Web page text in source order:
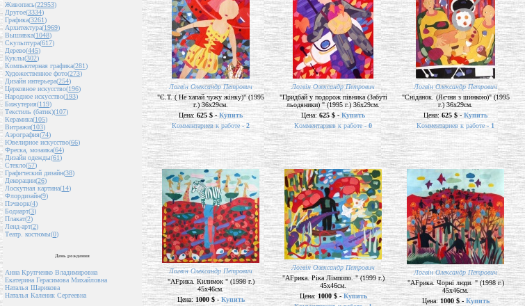
Живопись(22953)
Другое(3334)
Графика(3261)
Архитектура(1969)
Вышивка(1048)
Скульптура(617)
Дерево(445)
Куклы(302)
Компьютерная графика(281)
Художественное фото(273)
Дизайн интерьера(254)
Церковное искусство(196)
Народное искусство(193)
Бижутерия(119)
Текстиль (батик)(107)
Керамика(105)
Витражи(103)
Аэрография(74)
Ювелирное искусство(66)
Фреска, мозаика(64)
Дизайн одежды(61)
Стекло(57)
Графический дизайн(38)
Декорации(26)
Лоскутная картина(14)
Флордизайн(9)
Пэчворк(4)
Бодиарт(3)
Плакат(2)
Ленд-арт(2)
Театр. костюмы(0)
День рождения
Анна Крупченко Владимировна
Екатерина Герасимова Михайловна
Наталья Шарикова
Наталья Каленик Сергеевна
Логвін Олександр Петрович
"Є.Т. ( Не хапай чужу жінку)" (1995
г.) 36х29см.
Цена: 625 $ - Купить
Комментариев к работе - 2
Логвін Олександр Петрович
"Придбай у подорож півника (Забуті
льодяники) " (1995 г.) 36х29см.
Цена: 625 $ - Купить
Комментариев к работе - 0
Логвін Олександр Петрович
"Сніданок. (Яєчня з шинкою)" (1995
г.) 36х29см.
Цена: 625 $ - Купить
Комментариев к работе - 1
Логвін Олександр Петрович
"AFрика. Килимок " (1998 г.)
45х46см.
Цена: 1000 $ - Купить
Логвін Олександр Петрович
"AFрика. Ріка Лімпопо. " (1999 г.)
45х46см.
Цена:1000 $ -Купить
Логвін Олександр Петрович
"AFрика. Чорні люди. " (1998 г.)
45х46см.
Цена:1000 $ -Купить